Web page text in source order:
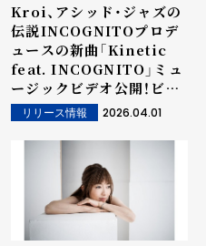
Kroi、アシッド・ジャズの
伝説INCOGNITOプロデ
ュースの新曲「Kinetic
feat. INCOGNITO」ミュ
ージックビデオ公開！ビビ
ットなカラーとうねりが交
差する中毒性抜群の映像
リリース情報 2026.04.01